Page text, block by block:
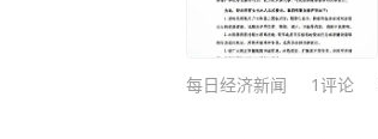
每日经济新闻 1评论